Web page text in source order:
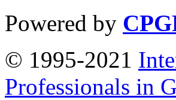
Powered by
© 1995-2021
Professionals in